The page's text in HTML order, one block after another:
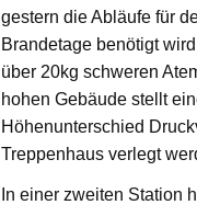
gestern die Abläufe für
Brandetage benötigt
über 20kg schweren
hohen Gebäude stellt
Höhenunterschied
Treppenhaus verlegt
In einer zweiten Station